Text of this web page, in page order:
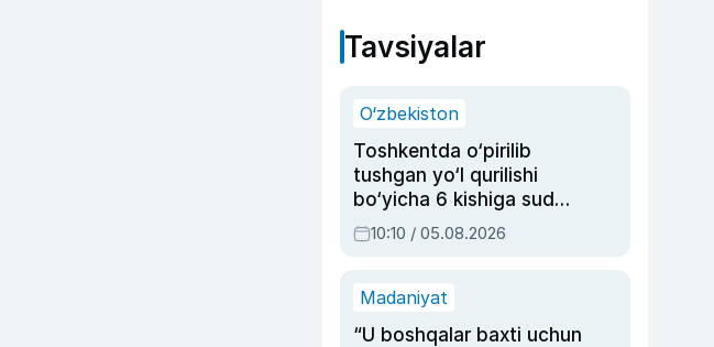
Tavsiyalar
O‘zbekiston
Toshkentda o‘pirilib
tushgan yo‘l qurilishi
bo‘yicha 6 kishiga sud
hukmi o‘qildi
10:10 / 05.08.2026
Madaniyat
“U boshqalar baxti uchun